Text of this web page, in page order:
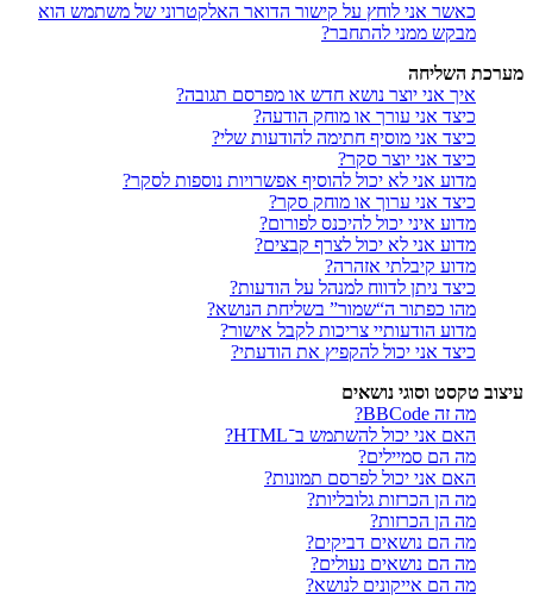
כאשר אני לוחץ על קישור הדואר האלקטרוני של משתמש הוא
מבקש ממני להתחבר?
מערכת השליחה
איך אני יוצר נושא חדש או מפרסם תגובה?
כיצד אני עורך או מוחק הודעה?
כיצד אני מוסיף חתימה להודעות שלי?
כיצד אני יוצר סקר?
מדוע אני לא יכול להוסיף אפשרויות נוספות לסקר?
כיצד אני ערוך או מוחק סקר?
מדוע איני יכול להיכנס לפורום?
מדוע אני לא יכול לצרף קבצים?
מדוע קיבלתי אזהרה?
כיצד ניתן לדווח למנהל על הודעות?
מהו כפתור ה“שמור” בשליחת הנושא?
מדוע הודעותיי צריכות לקבל אישור?
כיצד אני יכול להקפיץ את הודעתי?
עיצוב טקסט וסוגי נושאים
מה זה BBCode?
האם אני יכול להשתמש ב־HTML?
מה הם סמיילים?
האם אני יכול לפרסם תמונות?
מה הן הכרזות גלובליות?
מה הן הכרזות?
מה הם נושאים דביקים?
מה הם נושאים נעולים?
מה הם אייקונים לנושא?